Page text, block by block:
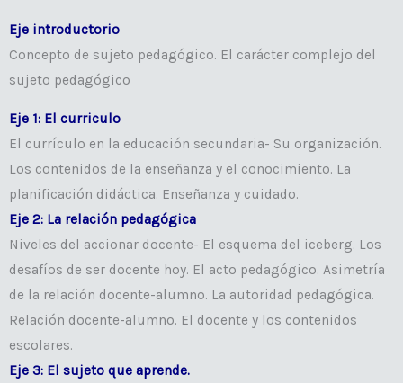
Eje introductorio
Concepto de sujeto pedagógico. El carácter complejo del
sujeto pedagógico
Eje 1: El curriculo
El currículo en la educación secundaria- Su organización.
Los contenidos de la enseñanza y el conocimiento. La
planificación didáctica. Enseñanza y cuidado.
Eje 2: La relación pedagógica
Niveles del accionar docente- El esquema del iceberg. Los
desafíos de ser docente hoy. El acto pedagógico. Asimetría
de la relación docente-alumno. La autoridad pedagógica.
Relación docente-alumno. El docente y los contenidos
escolares.
Eje 3: El sujeto que aprende.